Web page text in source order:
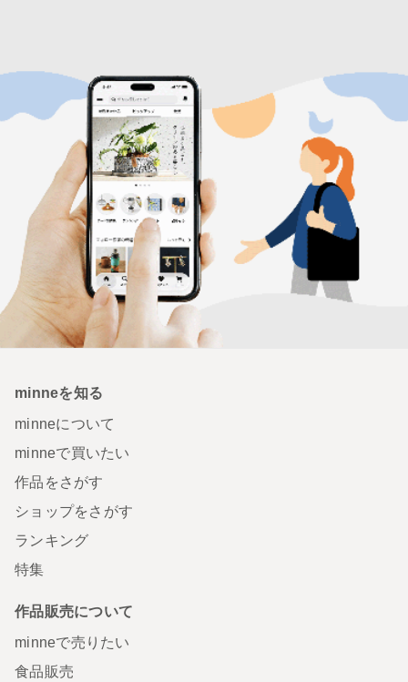
minneを知る
minneについて
minneで買いたい
作品をさがす
ショップをさがす
ランキング
特集
作品販売について
minneで売りたい
食品販売